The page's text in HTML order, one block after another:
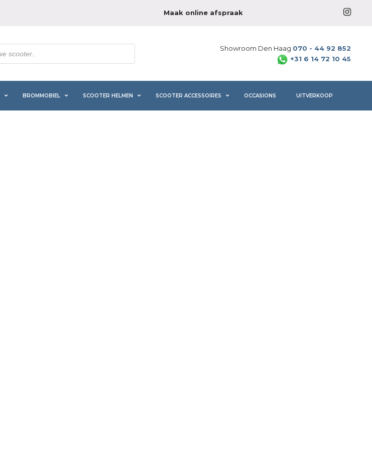
Maak online afspraak
Showroom Den Haag 070 - 44 92 852
+31 6 14 72 10 45
BROMMOBIEL SCOOTER HELMEN SCOOTER ACCESSOIRES OCCASIONS UITVERKOOP